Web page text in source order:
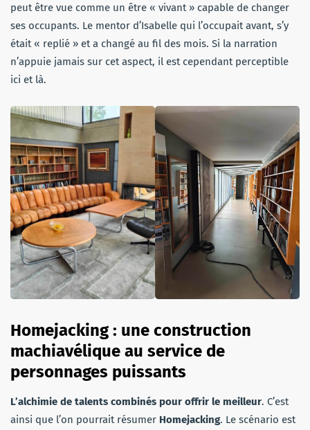
peut être vue comme un être « vivant » capable de changer
ses occupants. Le mentor d’Isabelle qui l’occupait avant, s’y
était « replié » et a changé au fil des mois. Si la narration
n’appuie jamais sur cet aspect, il est cependant perceptible
ici et là.
Homejacking : une construction
machiavélique au service de
personnages puissants
L’alchimie de talents combinés pour offrir le meilleur. C’est
ainsi que l’on pourrait résumer Homejacking. Le scénario est